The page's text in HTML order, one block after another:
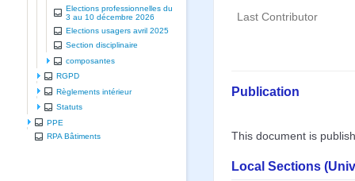
Elections professionnelles du
3 au 10 décembre 2026
Elections usagers avril 2025
Section disciplinaire
composantes
RGPD
Règlements intérieur
Statuts
PPE
RPA Bâtiments
Last Contributor
Publication
This document is
Local Sections